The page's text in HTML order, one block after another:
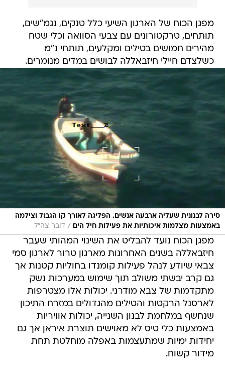
מפגן הכוח של הארגון השיעי כלל טנקים, נגמ"שים,
תותחים, טרקטורונים עם צבעי הסוואה וכלי שטח
מהירים חמושים בטילים ומקלעים, תותחי נ"מ
כשלצדם חיילי חיזבאללה לבושים במדים מנומרים.
סירה לבנונית שעליה ארבעה אנשים. הפליגה לאורך קו הגבול וצילמה
באמצעות מצלמות איכותיות את פעילות חיל הים
/ דובר צה"ל
מפגן הכוח נועד להבליט את השינוי המהותי שעבר
חיזבאללה בשנים האחרונות מארגון טרור לארגון סמי
צבאי שיודע לנהל פעילות קומנדו בחוליות קטנות אך
גם קרב יבשתי משולב תוך שימוש במערכות נשק
מתקדמות של צבא מודרני. יכולות אלו מצטרפות
לארסנל הרקטות והטילים מהגדולים במזרח התיכון
שנחשף במלחמת לבנון השנייה, יכולות אוויריות
באמצעות כלי טיס לא מאוישים תוצרת איראן אך גם
יחידות ימיות שמתעצמות באפלה מוחלטת תחת
מידור קשוח.